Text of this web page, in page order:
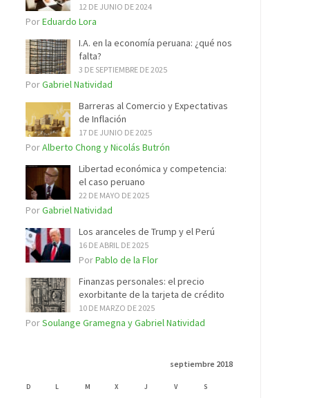
12 DE JUNIO DE 2024
PorEduardo Lora
I.A. en la economía peruana: ¿qué nos
falta?
3 DE SEPTIEMBRE DE 2025
PorGabriel Natividad
Barreras al Comercio y Expectativas
de Inflación
17 DE JUNIO DE 2025
PorAlberto Chong y Nicolás Butrón
Libertad económica y competencia:
el caso peruano
22 DE MAYO DE 2025
PorGabriel Natividad
Los aranceles de Trump y el Perú
16 DE ABRIL DE 2025
PorPablo de la Flor
Finanzas personales: el precio
exorbitante de la tarjeta de crédito
10 DE MARZO DE 2025
PorSoulange Gramegna y Gabriel Natividad
septiembre 2018
D L M X J V S